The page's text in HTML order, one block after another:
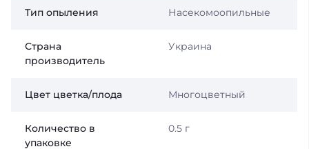
Тип опыления Насекомоопильные
Страна
производитель
Украина
Цвет цветка/плода Многоцветный
Количество в
упаковке
0.5 г